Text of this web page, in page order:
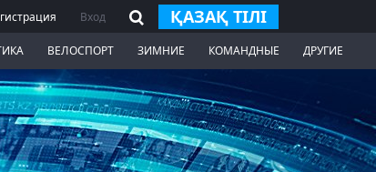
Вход ҚАЗАҚ ТІЛІ
ВЕЛОСПОРТ ЗИМНИЕ КОМАНДНЫЕ ДРУГИЕ